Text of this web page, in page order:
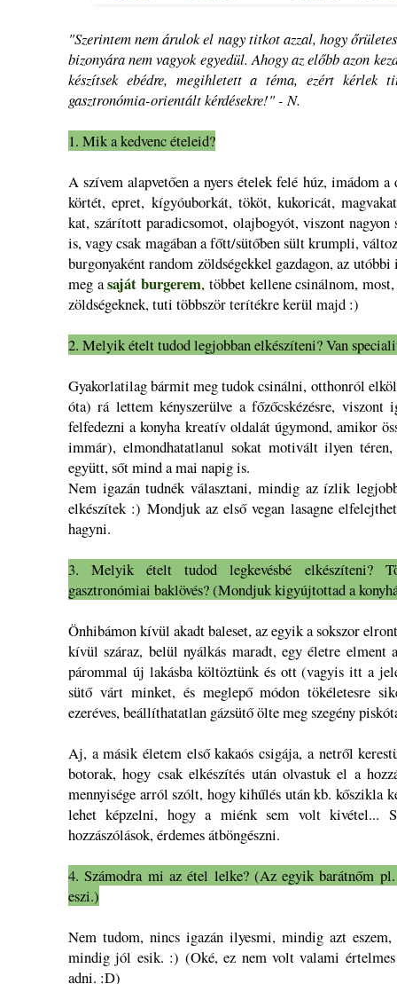
"Szerintem nem árulok el nagy titkot azzal, hogy
bizonyára nem vagyok egyedül. Ahogy az előbb azon
készítsek ebédre, megihletett a téma, ezért kérlek
gasztronómia-orientált kérdésekre!" - N.
1. Mik a kedvenc ételeid?
A szívem alapvetően a nyers ételek felé húz, imádom a
körtét, epret, kígyóuborkát, tököt, kukoricát,
kat, szárított paradicsomot, olajbogyót, viszont nagyon
is, vagy csak magában a főtt/sütőben sült krumpli,
burgonyaként random zöldségekkel gazdagon, az
meg asaját burgerem, többet kellene csinálnom,
zöldségeknek, tuti többször terítékre kerül majd :)
2. Melyik ételt tudod legjobban elkészíteni? Van
Gyakorlatilag bármit meg tudok csinálni, otthonról
óta) rá lettem kényszerülve a főzőcskézésre, viszont
felfedezni a konyha kreatív oldalát úgymond, amikor
immár), elmondhatatlanul sokat motivált ilyen téren,
együtt, sőt mind a mai napig is.
Nem igazán tudnék választani, mindig az ízlik
elkészítek :) Mondjuk az első vegan lasagne
hagyni.
3. Melyik ételt tudod legkevésbé elkészíteni?
gasztronómiai baklövés? (Mondjuk kigyújtottad a
Önhibámon kívül akadt baleset, az egyik a sokszor
kívül száraz, belül nyálkás maradt, egy életre elment
párommal új lakásba költöztünk és ott (vagyis itt a
sütő várt minket, és meglepő módon tökéletesre
ezeréves, beállíthatatlan gázsütő ölte meg szegény
Aj, a másik életem első kakaós csigája, a netről
botorak, hogy csak elkészítés után olvastuk el a
mennyisége arról szólt, hogy kihűlés után kb. kőszikla
lehet képzelni, hogy a miénk sem volt kivétel...
hozzászólások, érdemes átböngészni.
4. Számodra mi az étel lelke? (Az egyik barátnőm
eszi.)
Nem tudom, nincs igazán ilyesmi, mindig azt
mindig jól esik. :) (Oké, ez nem volt valami
adni. :D)